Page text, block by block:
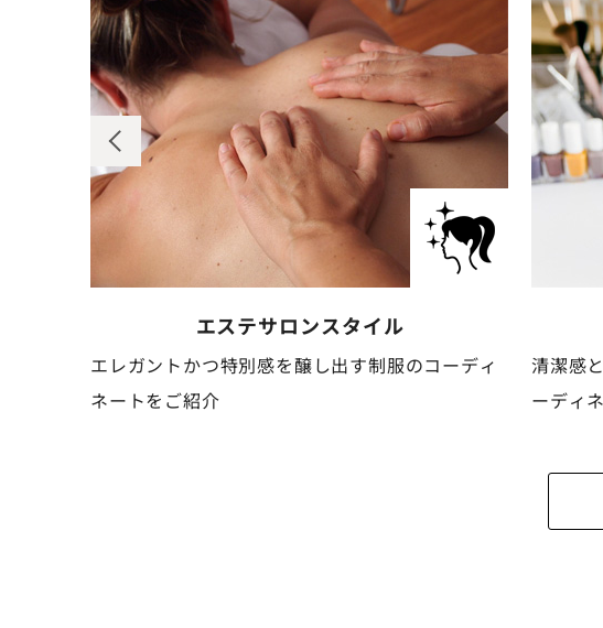
ネイルサロンスタイル
清潔感と可憐さを併せ持つ、作業しやすい制服のコ
ーディネートをご紹介
落ち着
ディネ